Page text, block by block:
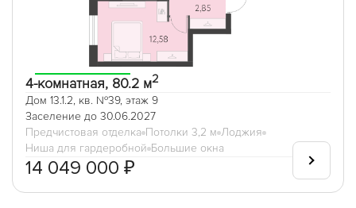
4-комнатная, 80.2 м2
Дом 13.1.2, кв. №39, этаж 9
Заселение до 30.06.2027
Предчистовая отделка Потолки 3,2 м Лоджия
Ниша для гардеробной Большие окна
14 049 000 ₽